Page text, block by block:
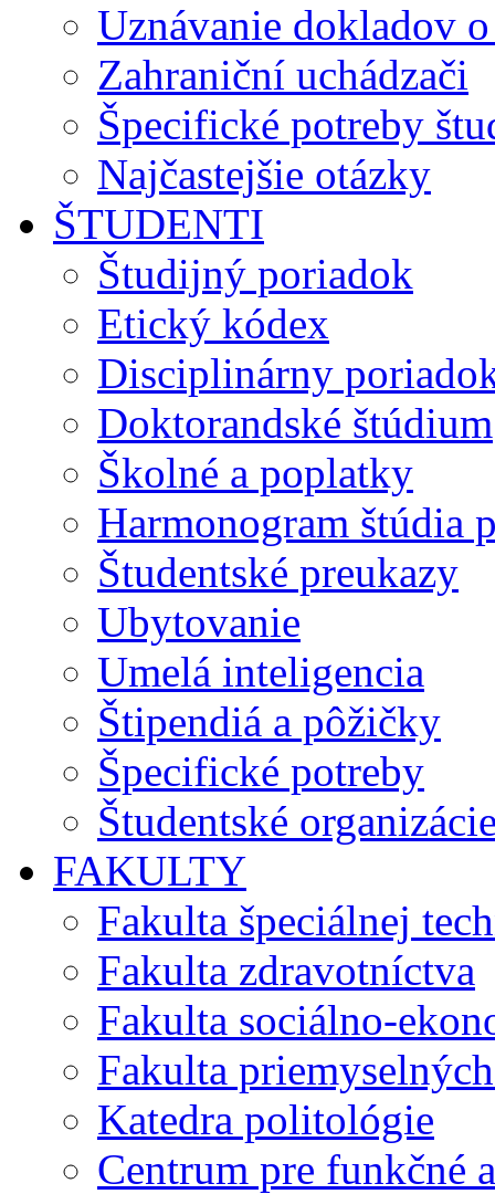
Uznávanie dokladov
Zahraniční uchádzači
Špecifické potreby
Najčastejšie otázky
ŠTUDENTI
Študijný poriadok
Etický kódex
Disciplinárny
Doktorandské štúdium
Školné a poplatky
Harmonogram štúdia
Študentské preukazy
Ubytovanie
Umelá inteligencia
Štipendiá a pôžičky
Špecifické potreby
Študentské
FAKULTY
Fakulta špeciálnej
Fakulta zdravotníctva
Fakulta sociálno-
Fakulta
Katedra politológie
Centrum pre funkčné